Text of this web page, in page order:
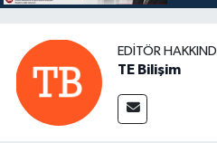
EDITÖR
TE Bilişim